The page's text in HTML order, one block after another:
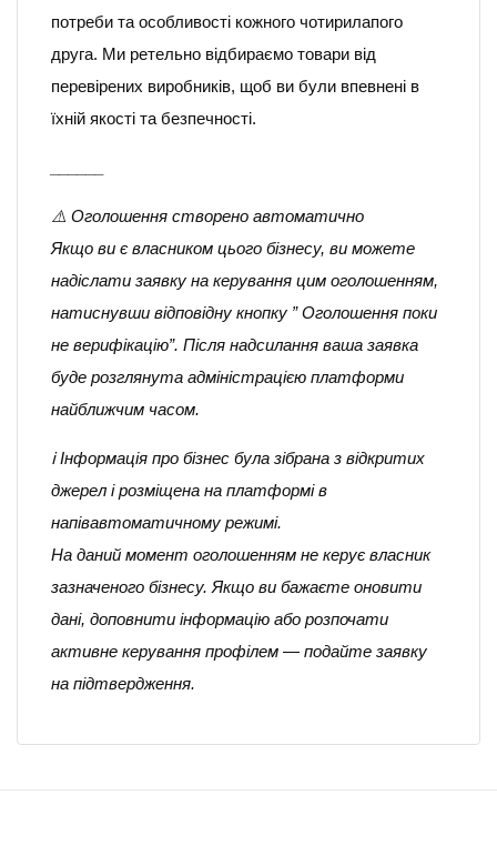
потреби та особливості кожного чотирилапого
друга. Ми ретельно відбираємо товари від
перевірених виробників, щоб ви були впевнені в
їхній якості та безпечності.
⚠️ Оголошення створено автоматично
Якщо ви є власником цього бізнесу, ви можете
надіслати заявку на керування цим оголошенням,
натиснувши відповідну кнопку ” Оголошення поки
не верифікацію”. Після надсилання ваша заявка
буде розглянута адміністрацією платформи
найближчим часом.
ℹ️ Інформація про бізнес була зібрана з відкритих
джерел і розміщена на платформі в
напівавтоматичному режимі.
На даний момент оголошенням не керує власник
зазначеного бізнесу. Якщо ви бажаєте оновити
дані, доповнити інформацію або розпочати
активне керування профілем — подайте заявку
на підтвердження.